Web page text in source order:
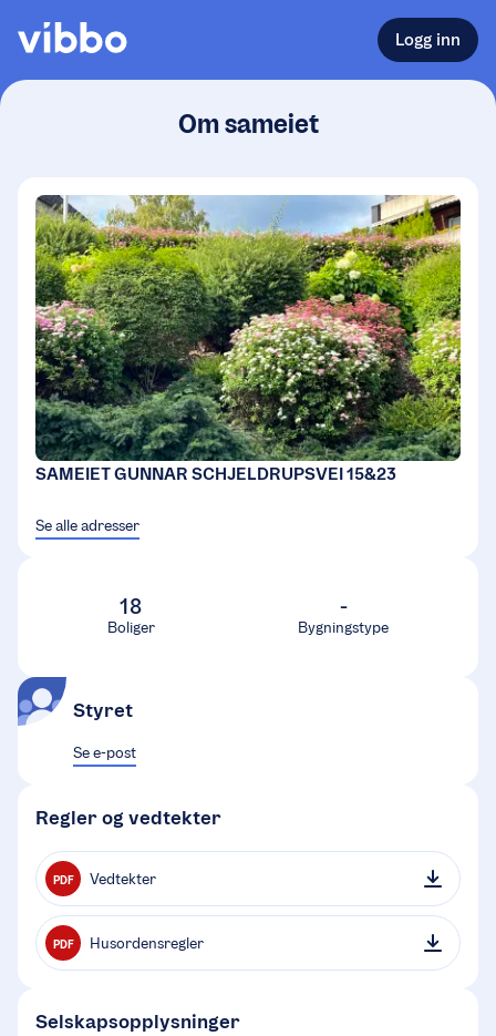
Logg inn
Om sameiet
SAMEIET GUNNAR SCHJELDRUPSVEI 15&23
Se alle adresser
18
Boliger
-
Bygningstype
Styret
Se e-post
Regler og vedtekter
PDF Vedtekter
PDF Husordensregler
Selskapsopplysninger